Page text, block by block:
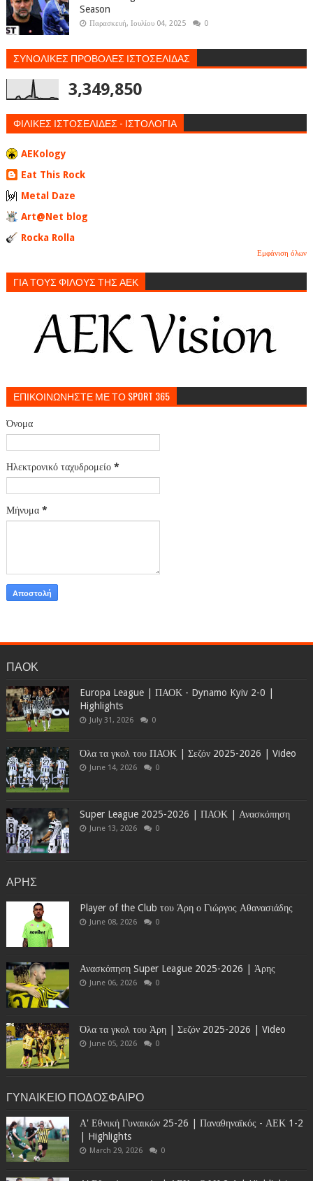
Season
Παρασκευή, Ιουλίου 04, 2025 0
ΣΥΝΟΛΙΚΕΣ ΠΡΟΒΟΛΕΣ ΙΣΤΟΣΕΛΙΔΑΣ
3,349,850
ΦΙΛΙΚΕΣ ΙΣΤΟΣΕΛΙΔΕΣ - ΙΣΤΟΛΟΓΙΑ
AEKology
Eat This Rock
Metal Daze
Art@Net blog
Rocka Rolla
Εμφάνιση όλων
ΓΙΑ ΤΟΥΣ ΦΙΛΟΥΣ ΤΗΣ ΑΕΚ
ΕΠΙΚΟΙΝΩΝΗΣΤΕ ΜΕ ΤΟ SPORT 365
Όνομα
Ηλεκτρονικό ταχυδρομείο *
Μήνυμα *
ΠΑΟΚ
Europa League | ΠΑΟΚ - Dynamo Kyiv 2-0 |
Highlights
July 31, 2026 0
Όλα τα γκολ του ΠΑΟΚ | Σεζόν 2025-2026 | Video
June 14, 2026 0
Super League 2025-2026 | ΠΑΟΚ | Ανασκόπηση
June 13, 2026 0
ΑΡΗΣ
Player of the Club του Άρη ο Γιώργος Αθανασιάδης
June 08, 2026 0
Ανασκόπηση Super League 2025-2026 | Άρης
June 06, 2026 0
Όλα τα γκολ του Άρη | Σεζόν 2025-2026 | Video
June 05, 2026 0
ΓΥΝΑΙΚΕΙΟ ΠΟΔΟΣΦΑΙΡΟ
Α' Εθνική Γυναικών 25-26 | Παναθηναϊκός - ΑΕΚ 1-2
| Highlights
March 29, 2026 0